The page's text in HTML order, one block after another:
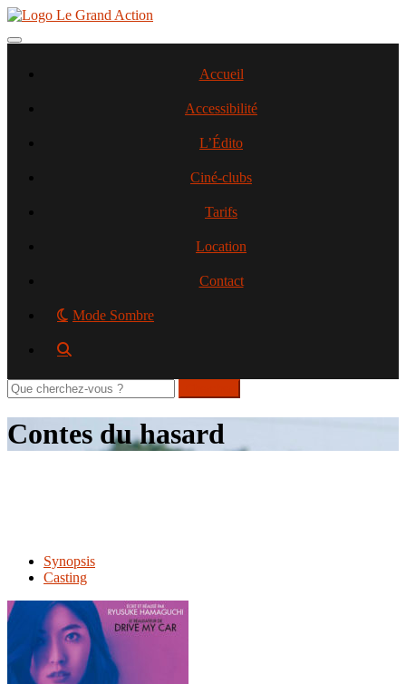
Aller
contenu
Toggle navigation
Accueil
Accessibilité
L’Édito
Ciné-clubs
Tarifs
Location
Contact
Mode Sombre
Rechercher
sur
le
site
Contes du hasard
Synopsis
Casting